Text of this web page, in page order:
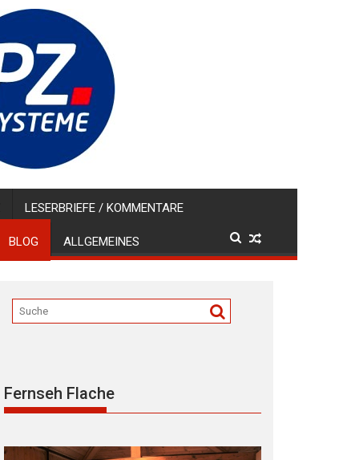
LESERBRIEFE / KOMMENTARE
BLOG ALLGEMEINES
Fernseh Flache